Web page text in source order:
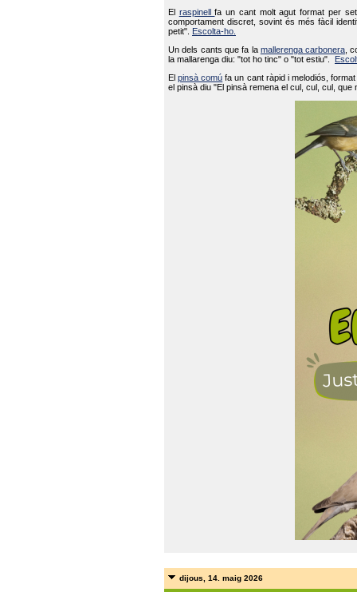
El raspinellfa un cant molt agut format per
comportament discret, sovint és més fàcil
petit".
Escolta-ho.
Un dels cants que fa la mallerenga carbonera ,
la mallarenga diu: "tot ho tinc" o "tot estiu".
Elpinsà comú fa un cant ràpid i melodiós,
el pinsà diu "El pinsà remena el cul, cul, cul,
dijous, 14. maig 2026